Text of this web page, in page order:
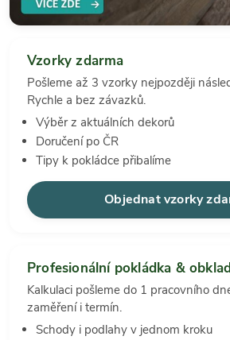
Vzorky zdarma
Pošleme až 3 vzorky nejpozději
Rychle a bez závazků.
Výběr z aktuálních dekorů
Doručení po ČR
Tipy k pokládce přibalíme
Objednat vzorky
Profesionální pokládka &
Kalkulaci pošleme do 1 pracovního
zaměření i termín.
Schody i podlahy v jednom kroku